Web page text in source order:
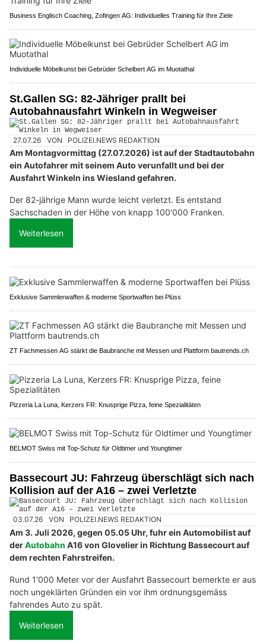
Business Englisch Coaching, Zofingen AG: Individuelles Training für Ihre Ziele
Individuelle Möbelkunst bei Gebrüder Schelbert AG im Muotathal
St.Gallen SG: 82-Jähriger prallt bei
Autobahnausfahrt Winkeln in Wegweiser
27.07.26 VON POLIZEI.NEWS REDAKTION
Am Montagvormittag (27.07.2026) ist auf der Stadtautobahn
ein Autofahrer mit seinem Auto verunfallt und bei der
Ausfahrt Winkeln ins Wiesland gefahren.
Der 82-jährige Mann wurde leicht verletzt. Es entstand
Sachschaden in der Höhe von knapp 100'000 Franken.
Weiterlesen
Exklusive Sammlerwaffen & moderne Sportwaffen bei Plüss
ZT Fachmessen AG stärkt die Baubranche mit Messen und Plattform bautrends.ch
Pizzeria La Luna, Kerzers FR: Knusprige Pizza, feine Spezialitäten
BELMOT Swiss mit Top-Schutz für Oldtimer und Youngtimer
Bassecourt JU: Fahrzeug überschlägt sich nach
Kollision auf der A16 – zwei Verletzte
03.07.26 VON POLIZEI.NEWS REDAKTION
Am 3. Juli 2026, gegen 05.05 Uhr, fuhr ein Automobilist auf
derAutobahn A16 von Glovelier in Richtung Bassecourt auf
dem rechten Fahrstreifen.
Rund 1'000 Meter vor der Ausfahrt Bassecourt bemerkte er aus
noch ungeklärten Gründen ein vor ihm ordnungsgemäss
fahrendes Auto zu spät.
Weiterlesen